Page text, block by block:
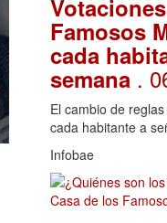
Famosos
cada
semana .
El cambio de
cada habitante a
Infobae